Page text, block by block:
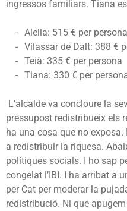
ingressos familiars. Tiana
Alella: 515 € per persona
Vilassar de Dalt: 388 €
Teià: 335 € per persona
Tiana: 330 € per
L’alcalde va concloure la
pressupost redistribueix els
ha una cosa que no exposa.
a redistribuir la riquesa.
polítiques socials. I ho sap
congelat l’IBI. I ha arribat a
per Cat per moderar la
redistribució. Ni que